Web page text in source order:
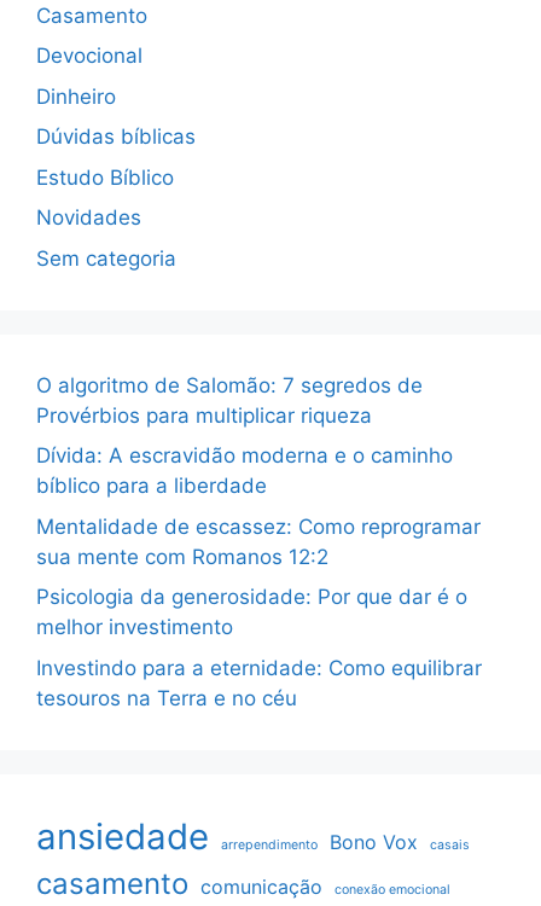
Casamento
Devocional
Dinheiro
Dúvidas bíblicas
Estudo Bíblico
Novidades
Sem categoria
O algoritmo de Salomão: 7 segredos de
Provérbios para multiplicar riqueza
Dívida: A escravidão moderna e o caminho
bíblico para a liberdade
Mentalidade de escassez: Como reprogramar
sua mente com Romanos 12:2
Psicologia da generosidade: Por que dar é o
melhor investimento
Investindo para a eternidade: Como equilibrar
tesouros na Terra e no céu
ansiedade arrependimento Bono Vox casais
casamento comunicação conexão emocional